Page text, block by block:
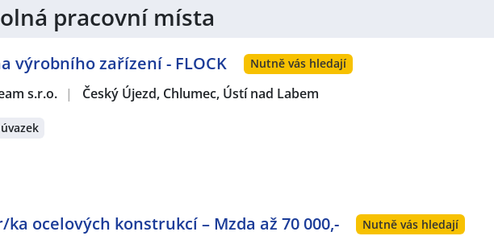
pracovní místa
výrobního zařízení - FLOCK Nutně vás hledají
s.r.o. | Český Újezd, Chlumec, Ústí nad Labem
ocelových konstrukcí – Mzda až 70 000,- Nutně vás hledají